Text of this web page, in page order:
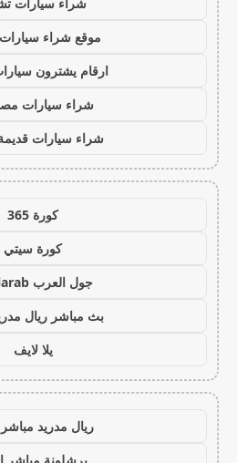
شراء سيارات
موقع شراء
ارقام يشترون
شراء سيارات
شراء سيارات
كورة 365
كورة سيتي
جول العرب goalarab
بث مباشر ريال
يلا لايف
ريال مدريد مباشر